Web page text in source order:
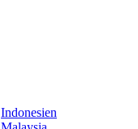
Indonesien